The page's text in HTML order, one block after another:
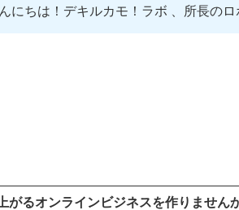
にちは！デキルカモ！ラボ 、所長のロ
がるオンラインビジネスを作りません